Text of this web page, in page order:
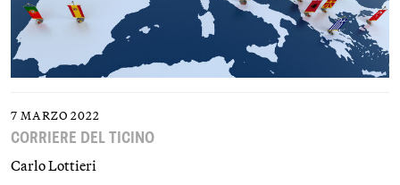
7 MARZO 2022
CORRIERE DEL TICINO
Carlo Lottieri